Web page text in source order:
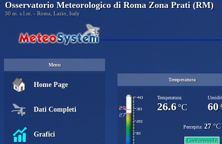
Osservatorio Meteorologico di Roma Zona Prati (RM)
30 m. s.l.m. - Roma, Lazio, Italy
Menu
Home Page
Dati Completi
Grafici
Temperatura
Temperatura:
26.6 °C 60
Percepita: 27 °C
Confortevole